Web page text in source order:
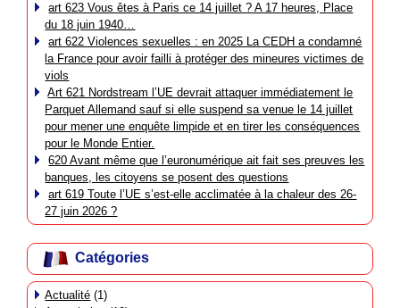
art 623 Vous êtes à Paris ce 14 juillet ? A 17 heures, Place
du 18 juin 1940…
art 622 Violences sexuelles : en 2025 La CEDH a condamné
la France pour avoir failli à protéger des mineures victimes de
viols
Art 621 Nordstream l’UE devrait attaquer immédiatement le
Parquet Allemand sauf si elle suspend sa venue le 14 juillet
pour mener une enquête limpide et en tirer les conséquences
pour le Monde Entier.
620 Avant même que l’euronumérique ait fait ses preuves les
banques, les citoyens se posent des questions
art 619 Toute l’UE s’est-elle acclimatée à la chaleur des 26-
27 juin 2026 ?
Catégories
Actualité (1)